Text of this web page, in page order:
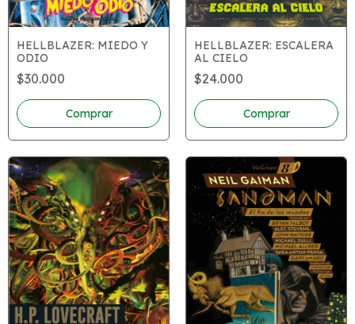
HELLBLAZER: MIEDO Y
ODIO
$30.000
HELLBLAZER: ESCALERA
AL CIELO
$24.000